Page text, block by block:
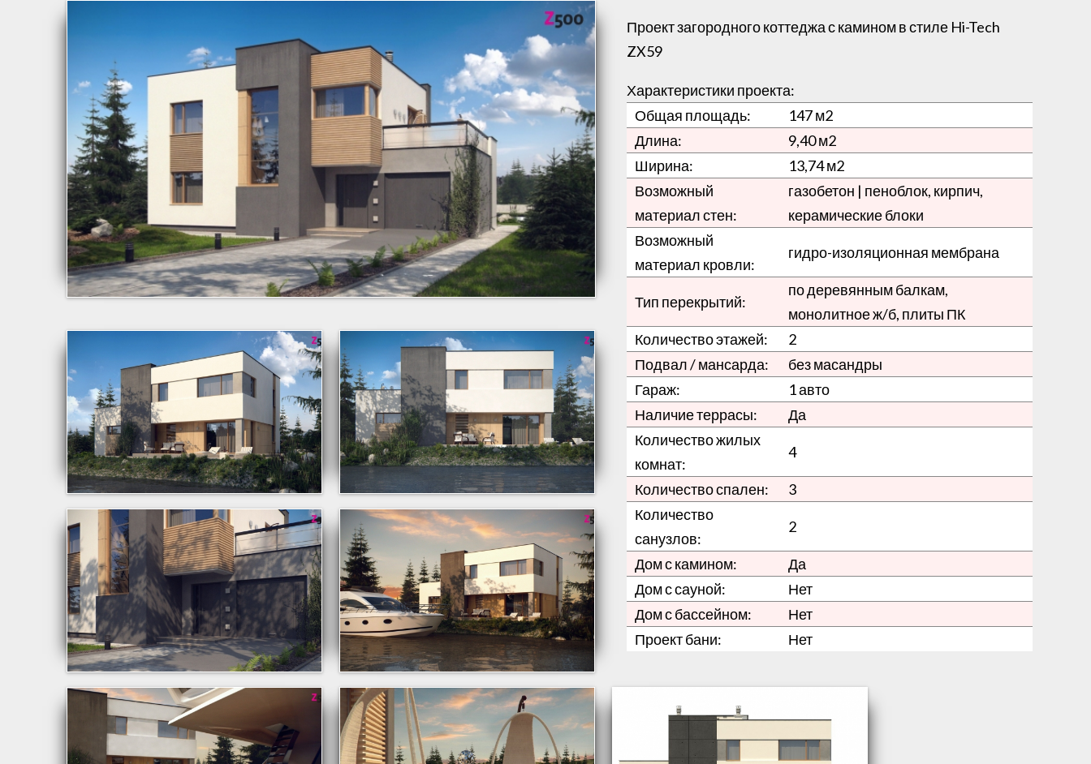
Проект загородного коттеджа с камином в стиле Hi-Tech
ZX59
Характеристики проекта:
Общая площадь:
147 м2
Длина:
9,40 м2
Ширина:
13,74 м2
Возможный
материал стен:
газобетон | пеноблок, кирпич,
керамические блоки
Возможный
материал кровли:
гидро-изоляционная мембрана
Тип перекрытий:
по деревянным балкам,
монолитное ж/б, плиты ПК
Количество этажей:
2
Подвал / мансарда:
без масандры
Гараж:
1 авто
Наличие террасы:
Да
Количество жилых
комнат:
4
Количество спален:
3
Количество
санузлов:
2
Дом с камином:
Да
Дом с сауной:
Нет
Дом с бассейном:
Нет
Проект бани:
Нет